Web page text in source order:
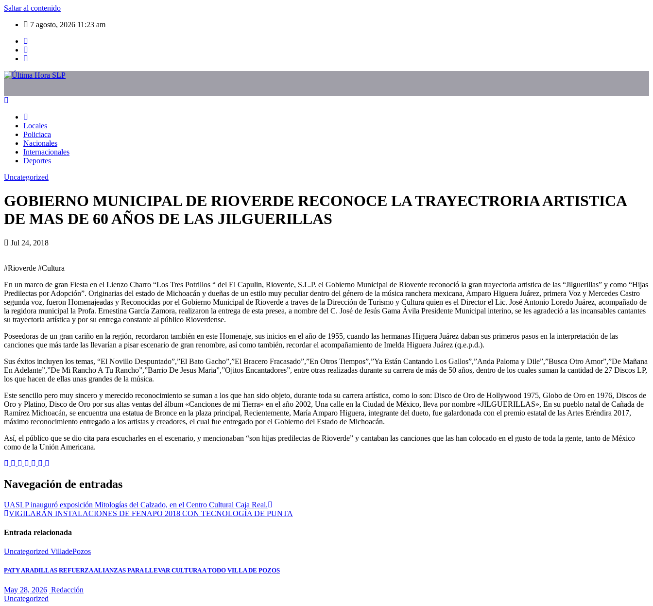
Saltar al contenido
7 agosto, 2026 11:23 am
Locales
Policiaca
Nacionales
Internacionales
Deportes
Uncategorized
GOBIERNO MUNICIPAL DE RIOVERDE RECONOCE LA TRAYECTRORIA ARTISTICA
DE MAS DE 60 AÑOS DE LAS JILGUERILLAS
Jul 24, 2018
#Rioverde #Cultura
En un marco de gran Fiesta en el Lienzo Charro “Los Tres Potrillos “ del El Capulin, Rioverde, S.L.P. el Gobierno Municipal de Rioverde reconoció la gran trayectoria artistica de las “Jilguerillas” y como “Hijas
Predilectas por Adopción”. Originarias del estado de Michoacán y dueñas de un estilo muy peculiar dentro del género de la música ranchera mexicana, Amparo Higuera Juárez, primera Voz y Mercedes Castro
segunda voz, fueron Homenajeadas y Reconocidas por el Gobierno Municipal de Rioverde a traves de la Dirección de Turismo y Cultura quien es el Director el Lic. José Antonio Loredo Juárez, acompañado de
la regidora municipal la Profa. Ernestina García Zamora, realizaron la entrega de esta presea, a nombre del C. José de Jesús Gama Ávila Presidente Municipal interino, se les agradeció a las incansables cantantes
su trayectoria artística y por su entrega constante al público Rioverdense.
Poseedoras de un gran cariño en la región, recordaron también en este Homenaje, sus inicios en el año de 1955, cuando las hermanas Higuera Juárez daban sus primeros pasos en la interpretación de las
canciones que más tarde las llevarían a pisar escenario de gran renombre, así como también, recordar el acompañamiento de Imelda Higuera Juárez (q.e.p.d.).
Sus éxitos incluyen los temas, “El Novillo Despuntado”,”El Bato Gacho”,”El Bracero Fracasado”,”En Otros Tiempos”,”Ya Están Cantando Los Gallos”,”Anda Paloma y Dile”,”Busca Otro Amor”,”De Mañana
En Adelante”,”De Mi Rancho A Tu Rancho”,”Barrio De Jesus Maria”,”Ojitos Encantadores”, entre otras realizadas durante su carrera de más de 50 años, dentro de los cuales suman la cantidad de 27 Discos LP,
los que hacen de ellas unas grandes de la música.
Este sencillo pero muy sincero y merecido reconocimiento se suman a los que han sido objeto, durante toda su carrera artística, como lo son: Disco de Oro de Hollywood 1975, Globo de Oro en 1976, Discos de
Oro y Platino, Disco de Oro por sus altas ventas del álbum «Canciones de mi Tierra» en el año 2002, Una calle en la Ciudad de México, lleva por nombre «JILGUERILLAS», En su pueblo natal de Cañada de
Ramírez Michoacán, se encuentra una estatua de Bronce en la plaza principal, Recientemente, María Amparo Higuera, integrante del dueto, fue galardonada con el premio estatal de las Artes Eréndira 2017,
máximo reconocimiento entregado a los artistas y creadores, el cual fue entregado por el Gobierno del Estado de Michoacán.
Así, el público que se dio cita para escucharles en el escenario, y mencionaban “son hijas predilectas de Rioverde” y cantaban las canciones que las han colocado en el gusto de toda la gente, tanto de México
como de la Unión Americana.
Navegación de entradas
UASLP inauguró exposición Mitologías del Calzado, en el Centro Cultural Caja Real.
VIGILARÁN INSTALACIONES DE FENAPO 2018 CON TECNOLOGÍA DE PUNTA
Entrada relacionada
Uncategorized VilladePozos
PATY ARADILLAS REFUERZA ALIANZAS PARA LLEVAR CULTURA A TODO VILLA DE POZOS
May 28, 2026 Redacción
Uncategorized